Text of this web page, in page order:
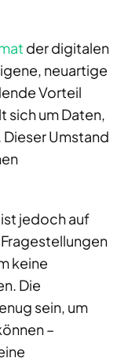
der digitalen
neuartige
Vorteil
sich um Daten,
Umstand
jedoch auf
keine
Die
sein, um
–